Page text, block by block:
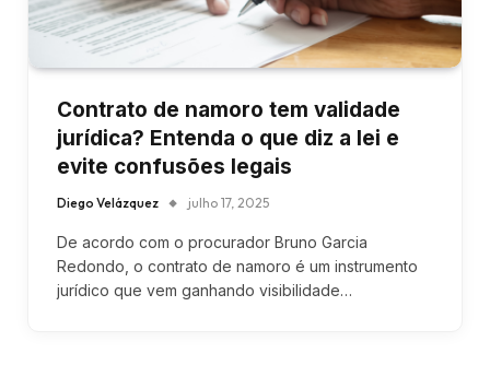
Contrato de namoro tem validade
jurídica? Entenda o que diz a lei e
evite confusões legais
Diego Velázquez julho 17, 2025
De acordo com o procurador Bruno Garcia
Redondo, o contrato de namoro é um instrumento
jurídico que vem ganhando visibilidade…